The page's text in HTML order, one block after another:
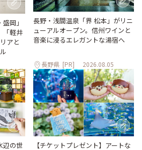
岡」
「軽井
アと
長野・浅間温泉「界 松本」がリニ
ューアルオープン。信州ワインと
音楽に浸るエレガントな湯宿へ
長野県 [PR] 2026.08.05
辺の世 【チケットプレゼント】アートな